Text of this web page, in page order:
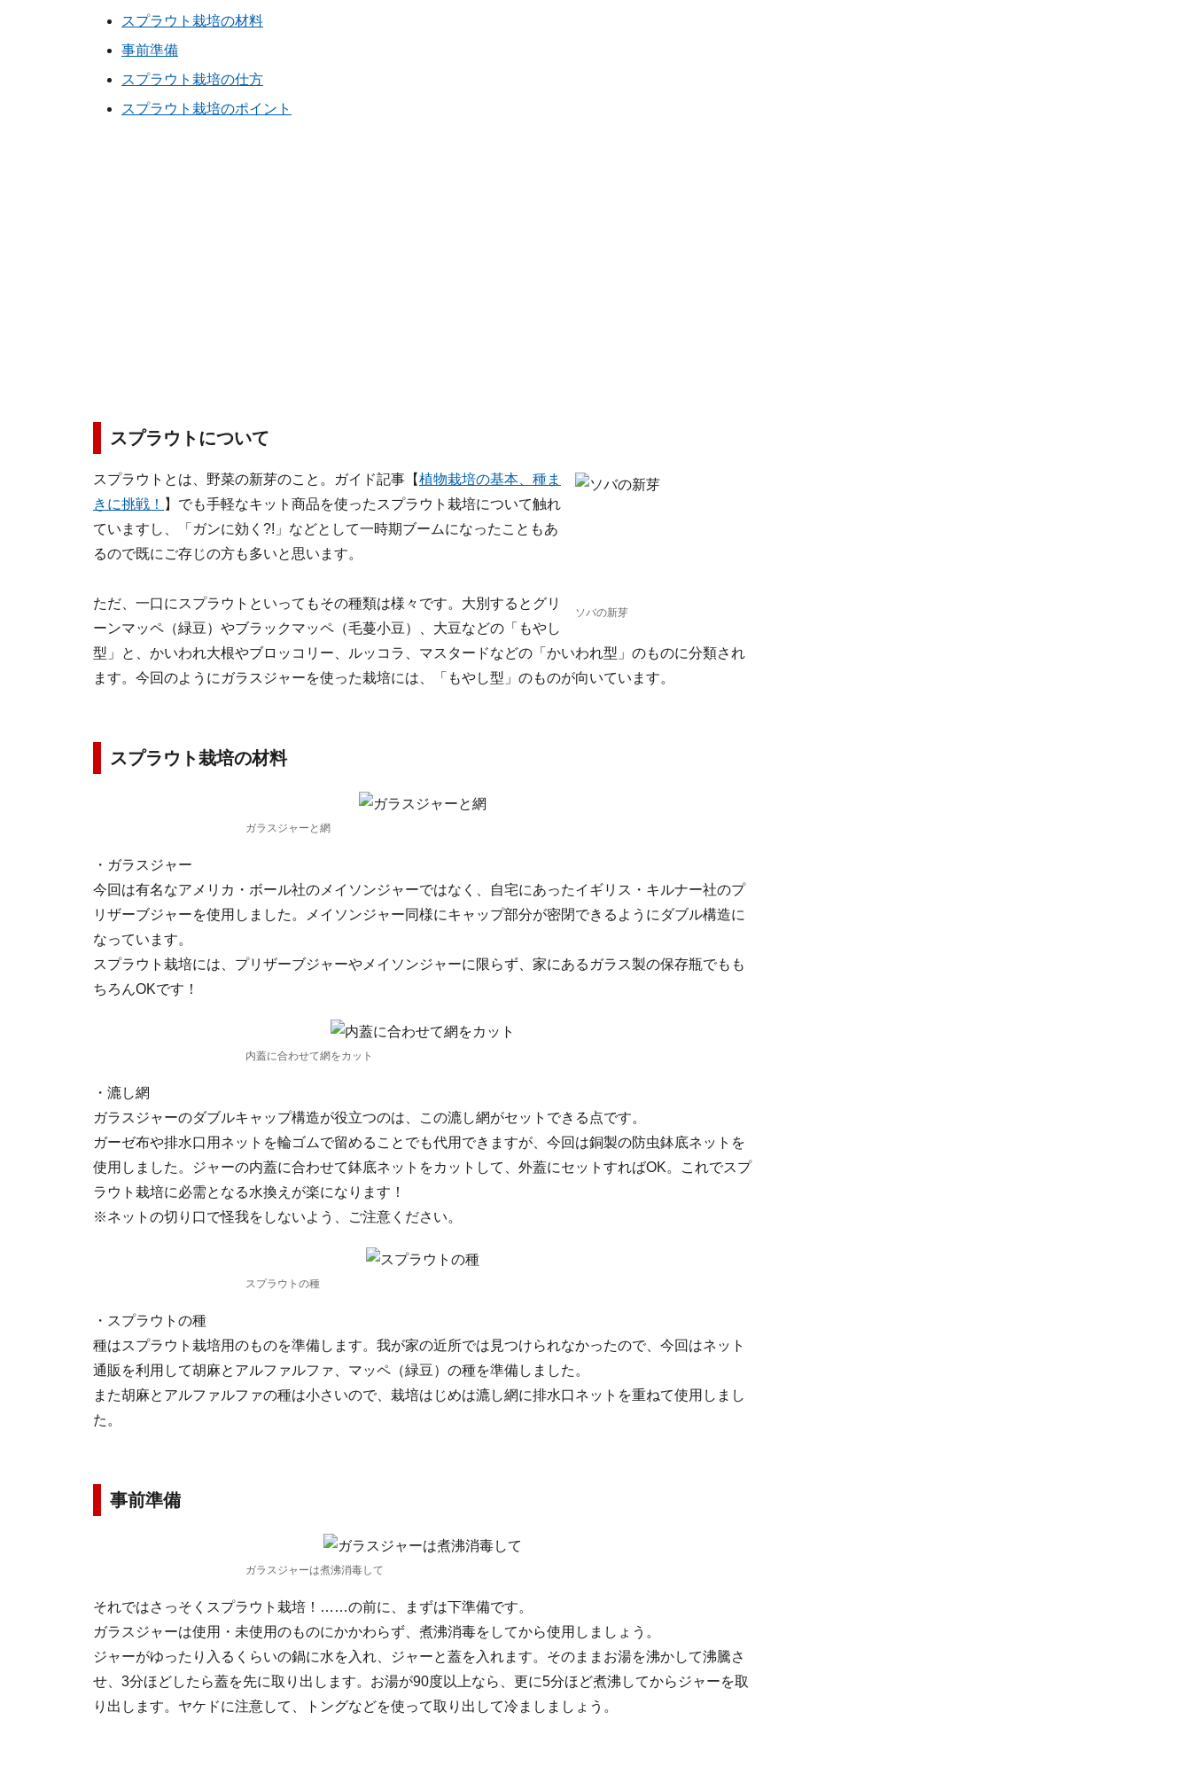
スプラウト栽培の材料
事前準備
スプラウト栽培の仕方
スプラウト栽培のポイント
スプラウトについて
ソバの新芽
スプラウトとは、野菜の新芽のこと。ガイド記事【植物栽培の基本、種ま
きに挑戦！ 】でも手軽なキット商品を使ったスプラウト栽培について触れ
ていますし、「ガンに効く?!」などとして一時期ブームになったこともあ
るので既にご存じの方も多いと思います。
ただ、一口にスプラウトといってもその種類は様々です。大別するとグリ
ーンマッペ（緑豆）やブラックマッペ（毛蔓小豆）、大豆などの「もやし
型」と、かいわれ大根やブロッコリー、ルッコラ、マスタードなどの「かいわれ型」のものに分類され
ます。今回のようにガラスジャーを使った栽培には、「もやし型」のものが向いています。
スプラウト栽培の材料
ガラスジャーと網
・ガラスジャー
今回は有名なアメリカ・ボール社のメイソンジャーではなく、自宅にあったイギリス・キルナー社のプ
リザーブジャーを使用しました。メイソンジャー同様にキャップ部分が密閉できるようにダブル構造に
なっています。
スプラウト栽培には、プリザーブジャーやメイソンジャーに限らず、家にあるガラス製の保存瓶でもも
ちろんOKです！
内蓋に合わせて網をカット
・漉し網
ガラスジャーのダブルキャップ構造が役立つのは、この漉し網がセットできる点です。
ガーゼ布や排水口用ネットを輪ゴムで留めることでも代用できますが、今回は銅製の防虫鉢底ネットを
使用しました。ジャーの内蓋に合わせて鉢底ネットをカットして、外蓋にセットすればOK。これでスプ
ラウト栽培に必需となる水換えが楽になります！
※ネットの切り口で怪我をしないよう、ご注意ください。
スプラウトの種
・スプラウトの種
種はスプラウト栽培用のものを準備します。我が家の近所では見つけられなかったので、今回はネット
通販を利用して胡麻とアルファルファ、マッペ（緑豆）の種を準備しました。
また胡麻とアルファルファの種は小さいので、栽培はじめは漉し網に排水口ネットを重ねて使用しまし
た。
事前準備
ガラスジャーは煮沸消毒して
それではさっそくスプラウト栽培！……の前に、まずは下準備です。
ガラスジャーは使用・未使用のものにかかわらず、煮沸消毒をしてから使用しましょう。
ジャーがゆったり入るくらいの鍋に水を入れ、ジャーと蓋を入れます。そのままお湯を沸かして沸騰さ
せ、3分ほどしたら蓋を先に取り出します。お湯が90度以上なら、更に5分ほど煮沸してからジャーを取
り出します。ヤケドに注意して、トングなどを使って取り出して冷ましましょう。